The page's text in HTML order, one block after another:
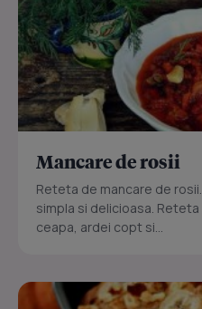
Mancare de rosii
Reteta de mancare de
simpla si delicioasa.
ceapa, ardei copt si...